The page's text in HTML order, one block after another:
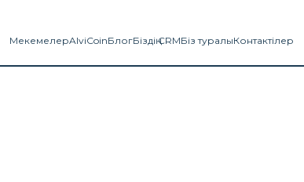
МекемелерAlviCoinБлогБіздің CRMБіз туралыКонтактілер